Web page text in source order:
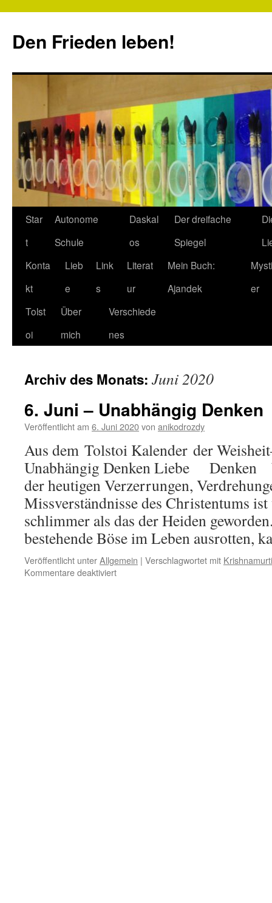
springen
Den Frieden leben!
Star
t
Autonome
Schule
Daskal
os
Der dreifache
Spiegel
Konta
kt
Lieb
e
Link
s
Literat
ur
Mein Buch:
Ajandek
er
Tolst
oi
Über
mich
Verschiede
nes
Archiv des Monats: Juni 2020
6. Juni – Unabhängig Denken
Veröffentlicht am 6. Juni 2020von anikodrozdy
Aus dem Tolstoi Kalender der
Unabhängig Denken Liebe Denken
der heutigen Verzerrungen,
Missverständnisse des Christentums
schlimmer als das der Heiden
bestehende Böse im Leben ausrotten,
Veröffentlicht unterAllgemein | Verschlagwortet mit Krishnamurti
Kommentare deaktiviertfür